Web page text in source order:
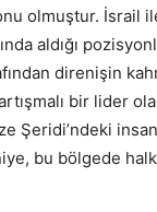
olmuştur. İsrail
aldığı
direnişin
bir lider
Şeridi’ndeki
bu bölgede